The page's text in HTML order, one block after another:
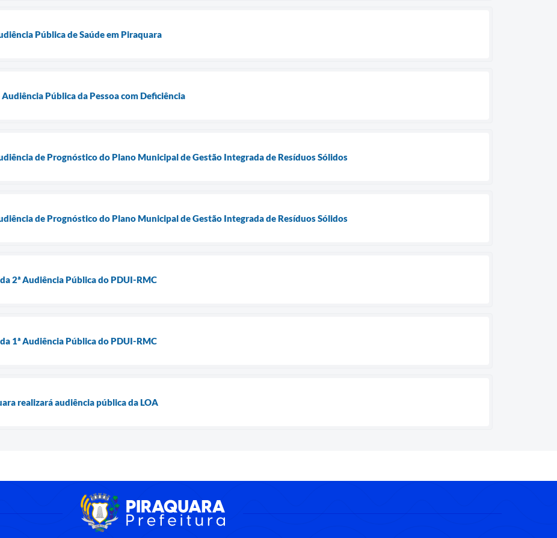
Pública de Saúde em Piraquara
Pública da Pessoa com Deficiência
de Prognóstico do Plano Municipal de Gestão Integrada de Resíduos Sólidos
de Prognóstico do Plano Municipal de Gestão Integrada de Resíduos Sólidos
2ª Audiência Pública do PDUI-RMC
1ª Audiência Pública do PDUI-RMC
realizará audiência pública da LOA